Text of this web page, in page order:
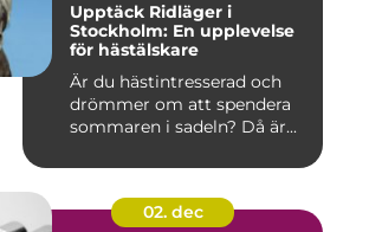
Upptäck Ridläger i
Stockholm: En upplevelse
för hästälskare
Är du hästintresserad och
drömmer om att spendera
sommaren i sadeln? Då är...
02. dec